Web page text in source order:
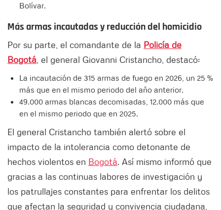
Bolívar.
Más armas incautadas y reducción del homicidio
Por su parte, el comandante de la Policía de
Bogotá , el general Giovanni Cristancho, destacó:
La incautación de 315 armas de fuego en 2026, un 25 %
más que en el mismo periodo del año anterior.
49.000 armas blancas decomisadas, 12.000 más que
en el mismo periodo que en 2025.
El general Cristancho también alertó sobre el
impacto de la intolerancia como detonante de
hechos violentos en Bogotá. Así mismo informó que
gracias a las continuas labores de investigación y
los patrullajes constantes para enfrentar los delitos
que afectan la seguridad y convivencia ciudadana,